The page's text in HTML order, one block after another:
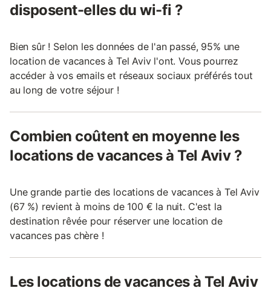
disposent-elles du wi-fi ?
Bien sûr ! Selon les données de l'an passé, 95% une
location de vacances à Tel Aviv l'ont. Vous pourrez
accéder à vos emails et réseaux sociaux préférés tout
au long de votre séjour !
Combien coûtent en moyenne les
locations de vacances à Tel Aviv ?
Une grande partie des locations de vacances à Tel Aviv
(67 %) revient à moins de 100 € la nuit. C'est la
destination rêvée pour réserver une location de
vacances pas chère !
Les locations de vacances à Tel Aviv